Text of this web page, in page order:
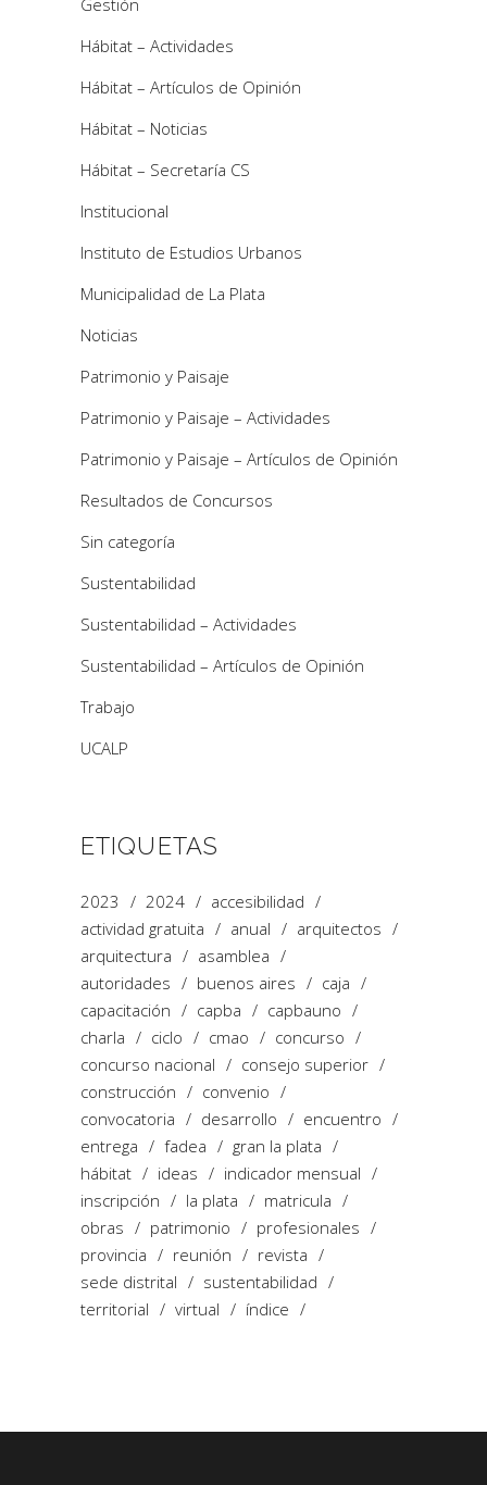
Hábitat – Actividades
Hábitat – Artículos de Opinión
Hábitat – Noticias
Hábitat – Secretaría CS
Institucional
Instituto de Estudios Urbanos
Municipalidad de La Plata
Noticias
Patrimonio y Paisaje
Patrimonio y Paisaje – Actividades
Patrimonio y Paisaje – Artículos de Opinión
Resultados de Concursos
Sin categoría
Sustentabilidad
Sustentabilidad – Actividades
Sustentabilidad – Artículos de Opinión
Trabajo
UCALP
ETIQUETAS
2023 2024
accesibilidad
actividad gratuita
anual
arquitectos
arquitectura
asamblea
autoridades
buenos aires
caja
capacitación
capba
capbauno
charla
ciclo cmao
concurso
concurso nacional
consejo superior
construcción
convenio
convocatoria
desarrollo
encuentro
entrega
fadea
gran la plata
hábitat
ideas
indicador mensual
inscripción
la plata
matricula
obras
patrimonio
profesionales
provincia
reunión
revista
sede distrital
sustentabilidad
territorial
virtual índice